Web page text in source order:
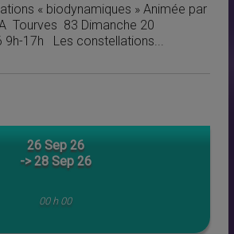
« biodynamiques » Animée par
Tourves 83 Dimanche 20
17h Les constellations...
26 Sep 26
-> 28 Sep 26
00 h 00